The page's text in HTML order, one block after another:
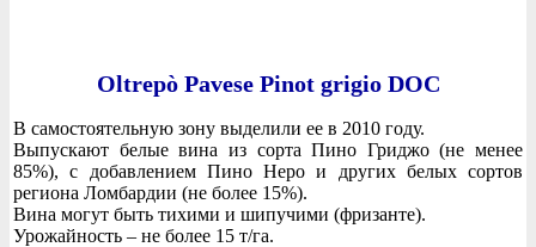
Oltrepò Pavese Pinot grigio DOC
В самостоятельную зону выделили ее в 2010 году.
Выпускают белые вина из сорта Пино Гриджо (не менее
85%), с добавлением Пино Неро и других белых сортов
региона Ломбардии (не более 15%).
Вина могут быть тихими и шипучими (фризанте).
Урожайность – не более 15 т/га.